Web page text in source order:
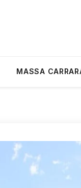
MASSA